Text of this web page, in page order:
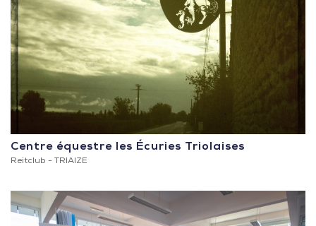
Centre équestre les Écuries Triolaises
Reitclub - TRIAIZE